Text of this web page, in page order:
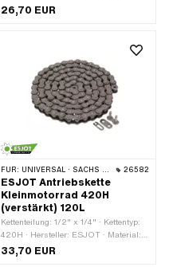
Stahl · Farbe: grün · Anzahl
Kettenglieder: 128 Stk. · Abrollumfang:
Federverschluss · Oberfläche: lackiert
26,70 EUR
FÜR: UNIVERSAL · SACHS · KREIDLER 26582
ESJOT Antriebskette
Kleinmotorrad 420H
(verstärkt) 120L
Kettenteilung: 1/2" x 1/4" · Kettentyp:
420H · Hersteller: ESJOT · Material:
Stahl · Anzahl Kettenglieder: 120 Stk. ·
Abrollumfang: 1524 mm ·
33,70 EUR